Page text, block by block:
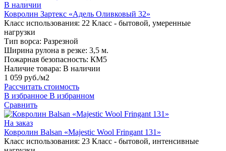
В наличии
Ковролин Зартекс «Адель Оливковый 32»
Класс использования: 22 Класс - бытовой, умеренные
нагрузки
Тип ворса: Разрезной
Ширина рулона в резке: 3,5 м.
Пожарная безопасность: КМ5
Наличие товара: В наличии
1 059 руб./м2
Рассчитать стоимость
В избранное В избранном
Сравнить
На заказ
Ковролин Balsan «Majestic Wool Fringant 131»
Класс использования: 23 Класс - бытовой, интенсивные